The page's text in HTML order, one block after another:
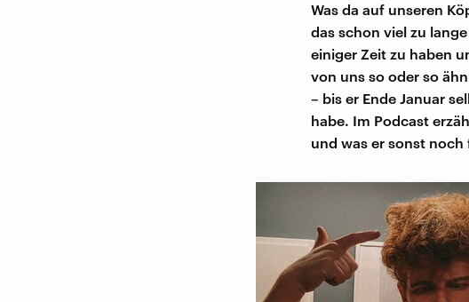
Was da auf unseren
das schon viel zu
einiger Zeit zu haben
von uns so oder so
– bis er Ende Januar
habe. Im Podcast
und was er sonst